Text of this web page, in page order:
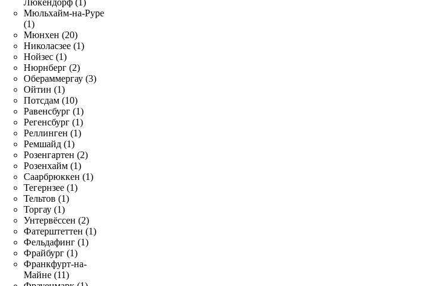
Люкендорф (1)
Мюльхайм-на-Руре
(1)
Мюнхен (20)
Николасзее (1)
Нойзес (1)
Нюрнберг (2)
Обераммергау (3)
Ойтин (1)
Потсдам (10)
Равенсбург (1)
Регенсбург (1)
Реллинген (1)
Ремшайд (1)
Розенгартен (2)
Розенхайм (1)
Саарбрюккен (1)
Тегернзее (1)
Тельтов (1)
Торгау (1)
Унтервёссен (2)
Фатерштеттен (1)
Фельдафинг (1)
Фрайбург (1)
Франкфурт-на-
Майне (11)